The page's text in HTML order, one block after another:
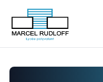
Skip to content